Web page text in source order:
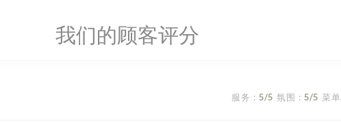
我们的顾客评分
服务 : 5/5 氛围 : 5/5 菜单